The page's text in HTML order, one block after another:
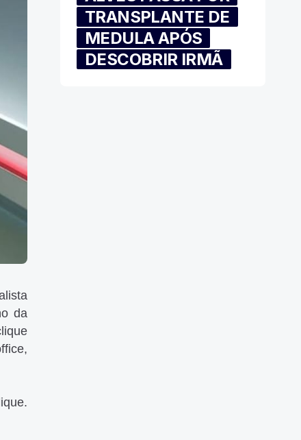
da
TRANSPLANTE DE
MEDULA APÓS
DESCOBRIR IRMÃ